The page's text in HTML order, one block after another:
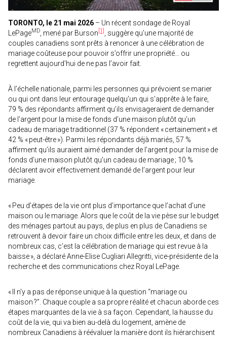
TORONTO, le 21 mai 2026 – Un récent sondage de Royal
LePageMD , mené par Burson [1]
, suggère qu’une majorité de
couples canadiens sont prêts à renoncer à une célébration de
mariage coûteuse pour pouvoir s’offrir une propriété… ou
regrettent aujourd’hui de ne pas l’avoir fait.
À l’échelle nationale, parmi les personnes qui prévoient se marier
ou qui ont dans leur entourage quelqu’un qui s’apprête à le faire,
79 % des répondants affirment qu’ils envisageraient de demander
de l’argent pour la mise de fonds d’une maison plutôt qu’un
cadeau de mariage traditionnel (37 % répondent « certainement » et
42 % « peut-être »). Parmi les répondants déjà mariés, 57 %
affirment qu’ils auraient aimé demander de l’argent pour la mise de
fonds d’une maison plutôt qu’un cadeau de mariage ; 10 %
déclarent avoir effectivement demandé de l’argent pour leur
mariage.
« Peu d’étapes de la vie ont plus d’importance que l’achat d’une
maison ou le mariage. Alors que le coût de la vie pèse sur le budget
des ménages partout au pays, de plus en plus de Canadiens se
retrouvent à devoir faire un choix difficile entre les deux, et dans de
nombreux cas, c’est la célébration de mariage qui est revue à la
baisse », a déclaré Anne-Elise Cugliari Allegritti, vice-présidente de la
recherche et des communications chez Royal LePage.
« Il n’y a pas de réponse unique à la question “mariage ou
maison ?”. Chaque couple a sa propre réalité et chacun aborde ces
étapes marquantes de la vie à sa façon. Cependant, la hausse du
coût de la vie, qui va bien au-delà du logement, amène de
nombreux Canadiens à réévaluer la manière dont ils hiérarchisent